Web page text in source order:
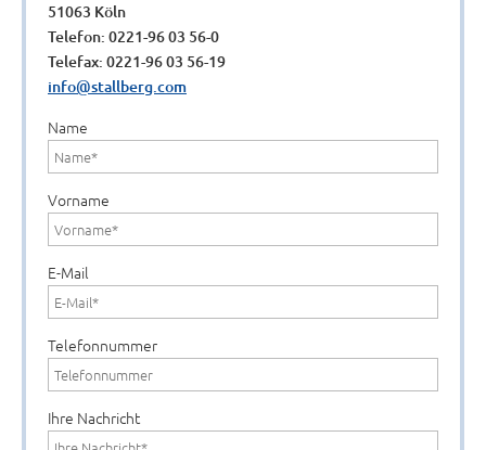
51063 Köln
Telefon: 0221-96 03 56-0
Telefax: 0221-96 03 56-19
info@stallberg.com
Name
Vorname
E-Mail
Telefonnummer
Ihre Nachricht